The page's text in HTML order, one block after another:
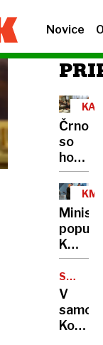
Novice
so
hoteli
glave
služba
ostaja
na
SAMA
V
NARAVI
V
samoti
roga